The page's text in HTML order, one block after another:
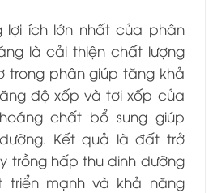
lợi ích lớn nhất của phân
là cải thiện chất lượng
trong phân giúp tăng khả
độ xốp và tơi xốp của
chất bổ sung giúp
Kết quả là đất trở
trồng hấp thu dinh dưỡng
triển mạnh và khả năng